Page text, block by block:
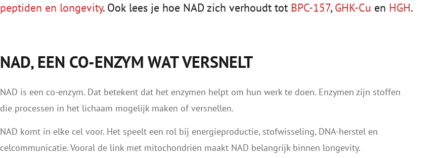
peptiden en longevity. Ook lees je hoe NAD zich verhoudt tot BPC-157, GHK-Cu en HGH.
NAD, EEN CO-ENZYM WAT VERSNELT
NAD is een co-enzym. Dat betekent dat het enzymen helpt om hun werk te doen. Enzymen zijn stoffen
die processen in het lichaam mogelijk maken of versnellen.
NAD komt in elke cel voor. Het speelt een rol bij energieproductie, stofwisseling, DNA-herstel en
celcommunicatie. Vooral de link met mitochondriën maakt NAD belangrijk binnen longevity.